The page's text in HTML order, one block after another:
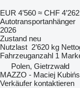
EUR 4’560 ≈ CHF 4’262
Autotransportanhänger
2026
Zustand neu
Nutzlast 2’620 kg
Fahrzeuganzahl 1
Polen, Gietrzwałd
MAZZO - Maciej
Verkäufer kontaktieren